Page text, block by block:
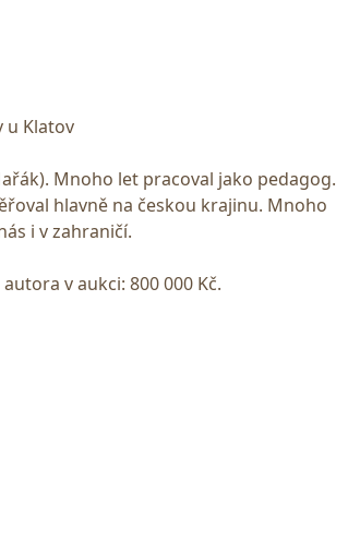
u Klatov
Mnoho let pracoval jako pedagog.
hlavně na českou krajinu. Mnoho
i v zahraničí.
v aukci: 800 000 Kč.